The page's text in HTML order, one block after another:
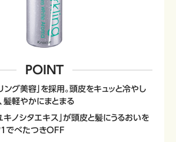
POINT
ング美容」を採用。頭皮をキュッと冷やし
髪軽やかにまとまる
キノシタエキス」が頭皮と髪にうるおいを
でべたつきOFF